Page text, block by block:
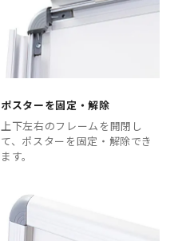
ポスターを固定・解除
上下左右のフレームを開閉し
て、ポスターを固定・解除でき
ます。